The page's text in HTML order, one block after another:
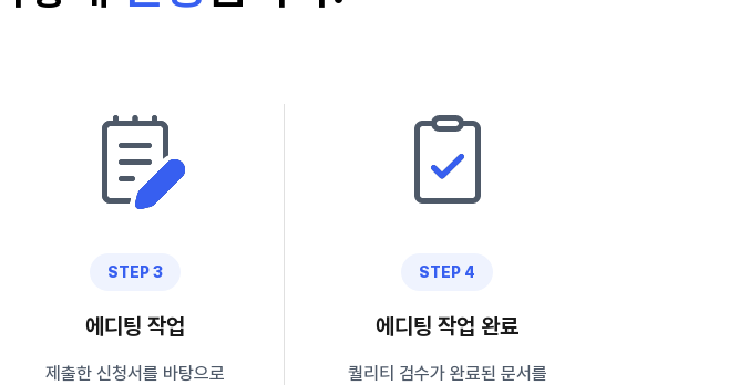
STEP 3
에디팅 작업
제출한 신청서를 바탕으로
STEP 4
에디팅 작업 완료
퀄리티 검수가 완료된 문서를